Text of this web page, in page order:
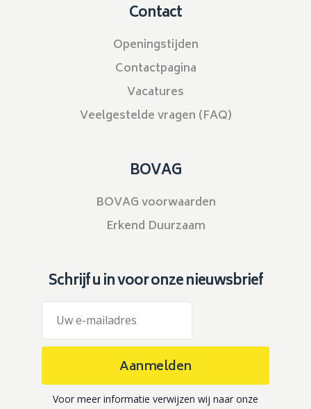
Contact
Openingstijden
Contactpagina
Vacatures
Veelgestelde vragen (FAQ)
BOVAG
BOVAG voorwaarden
Erkend Duurzaam
Schrijf u in voor onze nieuwsbrief
Aanmelden
Voor meer informatie verwijzen wij naar onze